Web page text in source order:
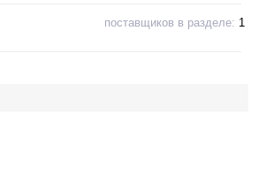
поставщиков в разделе: 1